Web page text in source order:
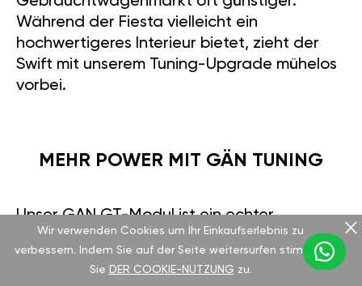
Während der Fiesta vielleicht ein
hochwertigeres Interieur bietet, zieht der
Swift mit unserem Tuning-Upgrade mühelos
vorbei.
MEHR POWER MIT GÄN TUNING
Unser GAN GT-Modul ist ein echter
Wendepunkt für dieses Fahrzeug. In unter 15
Minuten installiert, ermöglicht es eine
Leistungssteigerung von bis zu 30 %. Über
Wir verwenden Cookies um Ihr Einkaufserlebnis zu
verbessern. Indem Sie auf der Seite weitersurfen stimmen
Sie DER COOKIE-NUTZUNG zu.